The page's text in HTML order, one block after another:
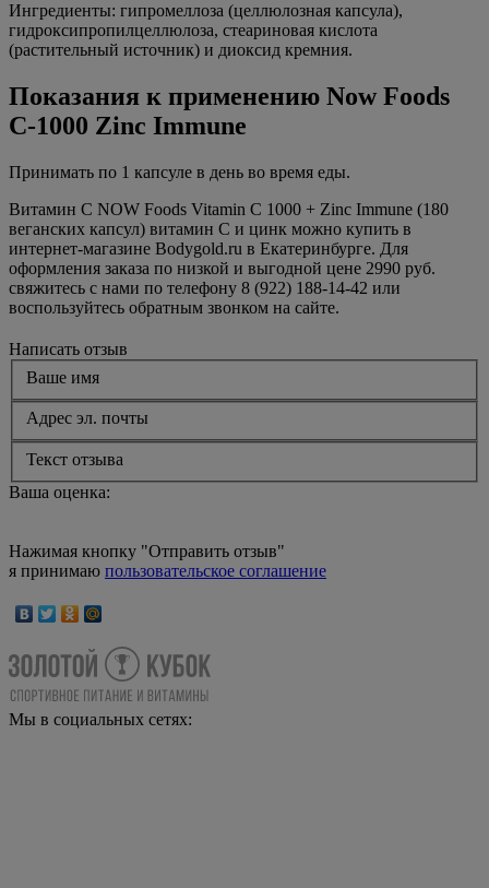
Ингредиенты: гипромеллоза (целлюлозная капсула),
гидроксипропилцеллюлоза, стеариновая кислота
(растительный источник) и диоксид кремния.
Показания к применению Now Foods
C-1000 Zinc Immune
Принимать по 1 капсуле в день во время еды.
Витамин С NOW Foods Vitamin C 1000 + Zinc Immune (180
веганских капсул) витамин С и цинк можно купить в
интернет-магазине Bodygold.ru в Екатеринбурге. Для
оформления заказа по низкой и выгодной цене 2990 руб.
свяжитесь с нами по телефону 8 (922) 188-14-42 или
воспользуйтесь обратным звонком на сайте.
Написать отзыв
Ваше имя
Адрес эл. почты
Текст отзыва
Ваша оценка:
Нажимая кнопку "Отправить отзыв"
я принимаю пользовательское соглашение
Мы в социальных сетях: